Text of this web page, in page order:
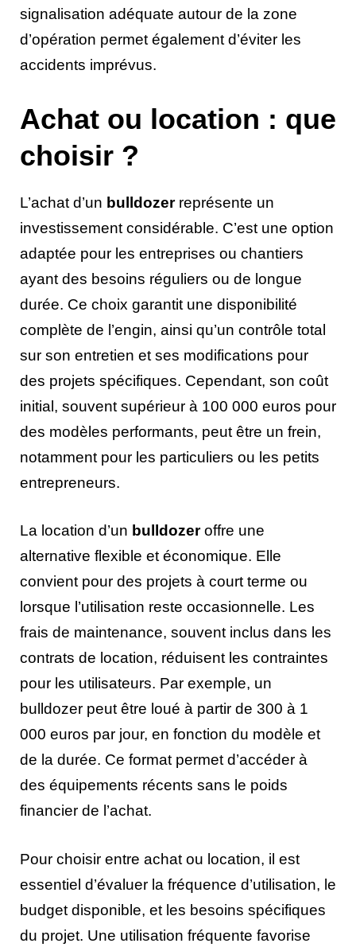
signalisation adéquate autour de la zone
d’opération permet également d’éviter les
accidents imprévus.
Achat ou location : que
choisir ?
L’achat d’un bulldozerreprésente un
investissement considérable. C’est une option
adaptée pour les entreprises ou chantiers
ayant des besoins réguliers ou de longue
durée. Ce choix garantit une disponibilité
complète de l’engin, ainsi qu’un contrôle total
sur son entretien et ses modifications pour
des projets spécifiques. Cependant, son coût
initial, souvent supérieur à 100 000 euros pour
des modèles performants, peut être un frein,
notamment pour les particuliers ou les petits
entrepreneurs.
La location d’un bulldozeroffre une
alternative flexible et économique. Elle
convient pour des projets à court terme ou
lorsque l’utilisation reste occasionnelle. Les
frais de maintenance, souvent inclus dans les
contrats de location, réduisent les contraintes
pour les utilisateurs. Par exemple, un
bulldozer peut être loué à partir de 300 à 1
000 euros par jour, en fonction du modèle et
de la durée. Ce format permet d’accéder à
des équipements récents sans le poids
financier de l’achat.
Pour choisir entre achat ou location, il est
essentiel d’évaluer la fréquence d’utilisation, le
budget disponible, et les besoins spécifiques
du projet. Une utilisation fréquente favorise